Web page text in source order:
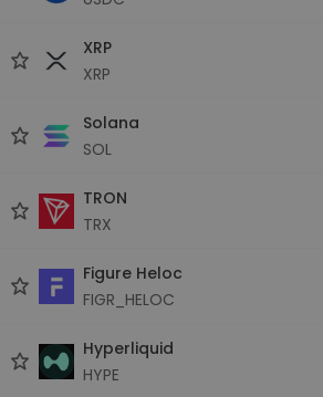
XRP
XRP
Solana
SOL
TRON
TRX
Figure Heloc
FIGR_HELOC
Hyperliquid
HYPE